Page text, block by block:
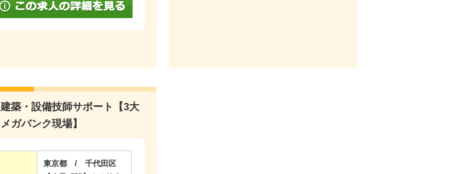
建築・設備技師サポート【3大
メガバンク現場】
東京都 / 千代田区